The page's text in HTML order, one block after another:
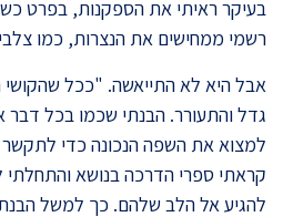
בעיקר ראיתי את הספקנות, בפרט
רשמי ממחישים את הנצרות, כמו
אבל היא לא התייאשה. "ככל שהקושי
גדל והתעורר. הבנתי שכמו בכל דבר
למצוא את השפה הנכונה כדי לתקשר
קראתי ספרי הדרכה בנושא
להגיע אל הלב שלהם. כך למשל